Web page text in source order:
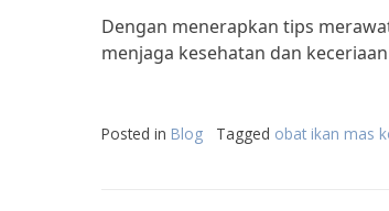
Dengan menerapkan tips
menjaga kesehatan dan
Posted in Blog Tagged obat ikan mas